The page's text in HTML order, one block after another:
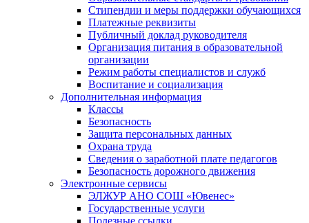
Стипендии и меры поддержки обучающихся
Платежные реквизиты
Публичный доклад руководителя
Организация питания в образовательной
организации
Режим работы специалистов и служб
Воспитание и социализация
Дополнительная информация
Классы
Безопасность
Защита персональных данных
Охрана труда
Сведения о заработной плате педагогов
Безопасность дорожного движения
Электронные сервисы
ЭЛЖУР АНО СОШ «Ювенес»
Государственные услуги
Полезные ссылки